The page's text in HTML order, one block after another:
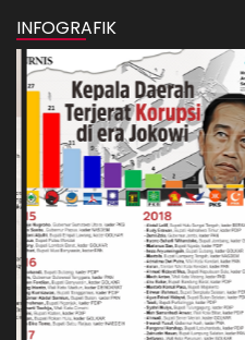
INFOGRAFIK